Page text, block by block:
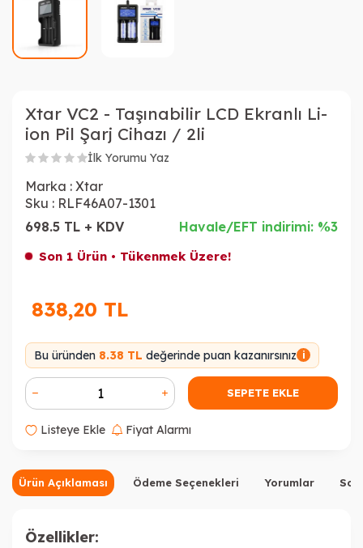
Xtar VC2 - Taşınabilir LCD Ekranlı Li-
ion Pil Şarj Cihazı / 2li
İlk Yorumu Yaz
Marka : Xtar
Sku : RLF46A07-1301
698.5 TL + KDV
Havale/EFT indirimi: %3
Son 1 Ürün • Tükenmek Üzere!
838,20 TL
Bu üründen 8.38 TL değerinde puan kazanırsınız i
SEPETE EKLE
Listeye Ekle Fiyat Alarmı
Ürün Açıklaması Ödeme Seçenekleri Yorumlar
Özellikler: